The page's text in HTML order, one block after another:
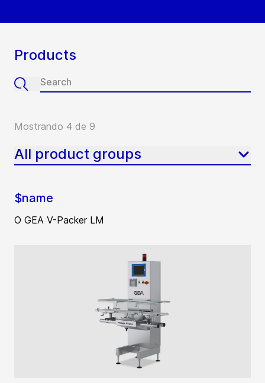
Products
Mostrando 4 de 9
All product groups
$name
O GEA V-Packer LM